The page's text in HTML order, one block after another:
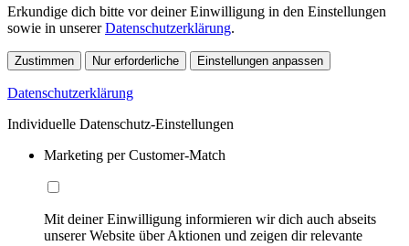
Erkundige dich bitte vor deiner Einwilligung in den Einstellungen
sowie in unsererDatenschutzerklärung.
Zustimmen Nur erforderliche Einstellungen anpassen
Datenschutzerklärung
Individuelle Datenschutz-Einstellungen
Marketing per Customer-Match
Mit deiner Einwilligung informieren wir dich auch abseits
unserer Website über Aktionen und zeigen dir relevante